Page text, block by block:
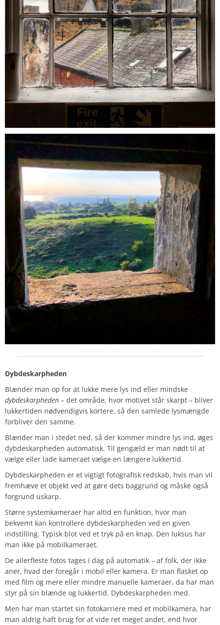
Dybdeskarpheden
Blænder man op for at lukke mere lys ind eller mindske
dybdeskarpheden – det område, hvor motivet står skarpt – bliver
lukkertiden nødvendigvis kortere, så den samlede lysmængde
forbliver den samme.
Blænder man i stedet ned, så der kommer mindre lys ind, øges
dybdeskarpheden automatisk. Til gengæld er man nødt til at
vælge eller lade kameraet vælge en længere lukkertid.
Dybdeskarpheden er et vigtigt fotografisk redskab, hvis man vil
fremhæve et objekt ved at gøre dets baggrund og måske også
forgrund uskarp.
Større systemkameraer har altid en funktion, hvor man
bekvemt kan kontrollere dybdeskarpheden ved en given
indstilling. Typisk blot ved et tryk på en knap. Den luksus har
man ikke på mobilkameraet.
De allerfleste fotos tages i dag på automatik – af folk, der ikke
aner, hvad der foregår i mobil eller kamera. Er man flasket op
med film og mere eller mindre manuelle kameraer, da har man
styr på sin blænde og lukkertid. Dybdeskarpheden med.
Men har man startet sin fotokarriere med et mobilkamera, har
man aldrig haft brug for at vide ret meget andet, end hvor